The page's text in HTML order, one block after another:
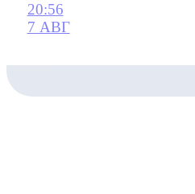
20:56
7 АВГ